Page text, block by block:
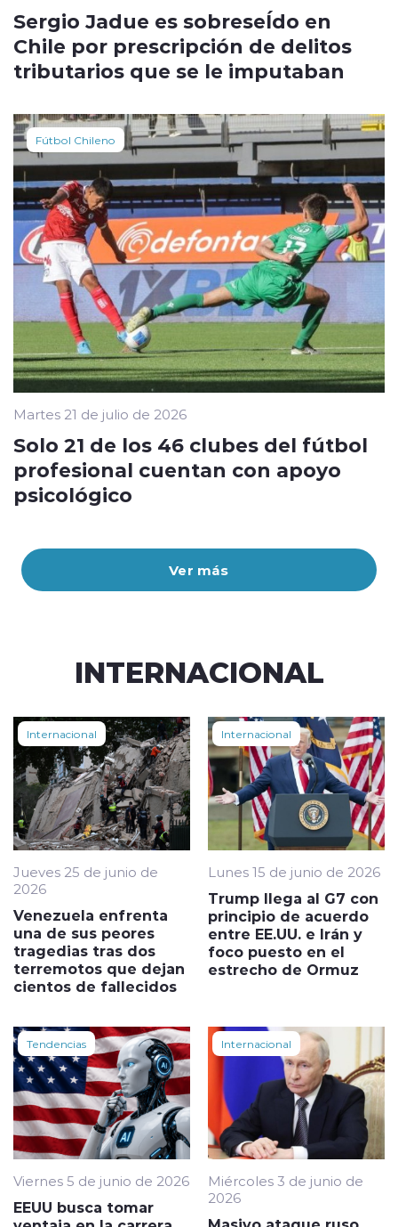
Ver más
Sergio Jadue es sobreseÍdo en
Chile por prescripción de delitos
tributarios que se le imputaban
Fútbol Chileno
Martes 21 de julio de 2026
Solo 21 de los 46 clubes del fútbol
profesional cuentan con apoyo
psicológico
INTERNACIONAL
Internacional
Jueves 25 de junio de
2026
Venezuela enfrenta
una de sus peores
tragedias tras dos
terremotos que dejan
cientos de fallecidos
Internacional
Lunes 15 de junio de 2026
Trump llega al G7 con
principio de acuerdo
entre EE.UU. e Irán y
foco puesto en el
estrecho de Ormuz
Tendencias
Viernes 5 de junio de 2026
EEUU busca tomar
Internacional
Miércoles 3 de junio de
2026